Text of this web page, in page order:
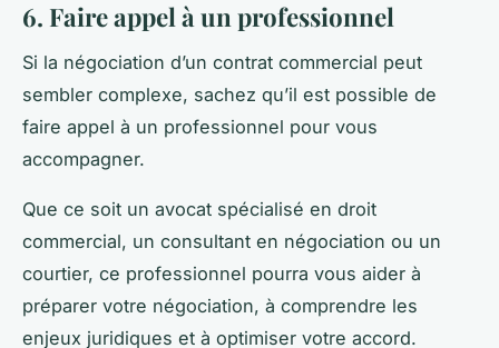
6. Faire appel à un professionnel
Si la négociation d’un contrat commercial peut
sembler complexe, sachez qu’il est possible de
faire appel à un professionnel pour vous
accompagner.
Que ce soit un avocat spécialisé en droit
commercial, un consultant en négociation ou un
courtier, ce professionnel pourra vous aider à
préparer votre négociation, à comprendre les
enjeux juridiques et à optimiser votre accord.